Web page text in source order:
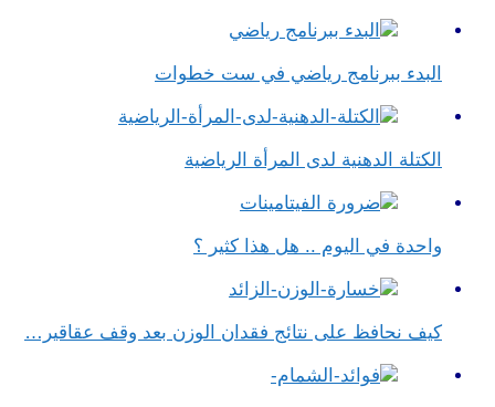
البدء ببرنامج رياضي في ست خطوات
الكتلة الدهنية لدى المرأة الرياضية
واحدة في اليوم .. هل هذا كثير ؟
كيف نحافظ على نتائج فقدان الوزن بعد وقف عقاقير…